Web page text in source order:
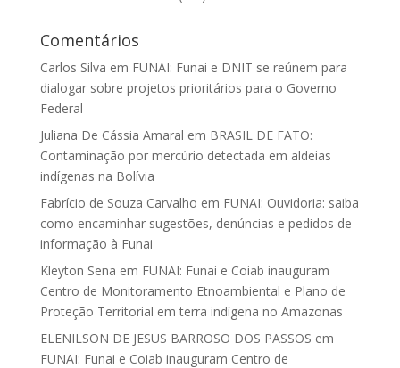
Comentários
Carlos Silva em FUNAI: Funai e DNIT se reúnem para
dialogar sobre projetos prioritários para o Governo
Federal
Juliana De Cássia Amaral em BRASIL DE FATO:
Contaminação por mercúrio detectada em aldeias
indígenas na Bolívia
Fabrício de Souza Carvalho em FUNAI: Ouvidoria: saiba
como encaminhar sugestões, denúncias e pedidos de
informação à Funai
Kleyton Sena em FUNAI: Funai e Coiab inauguram
Centro de Monitoramento Etnoambiental e Plano de
Proteção Territorial em terra indígena no Amazonas
ELENILSON DE JESUS BARROSO DOS PASSOS em
FUNAI: Funai e Coiab inauguram Centro de